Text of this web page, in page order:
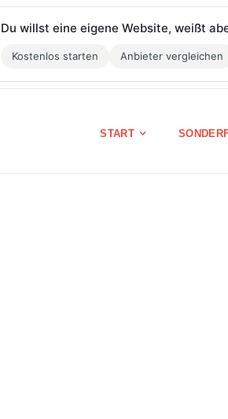
START
Du willst eine eigene Website, weißt
Kostenlos starten Anbieter vergleichen